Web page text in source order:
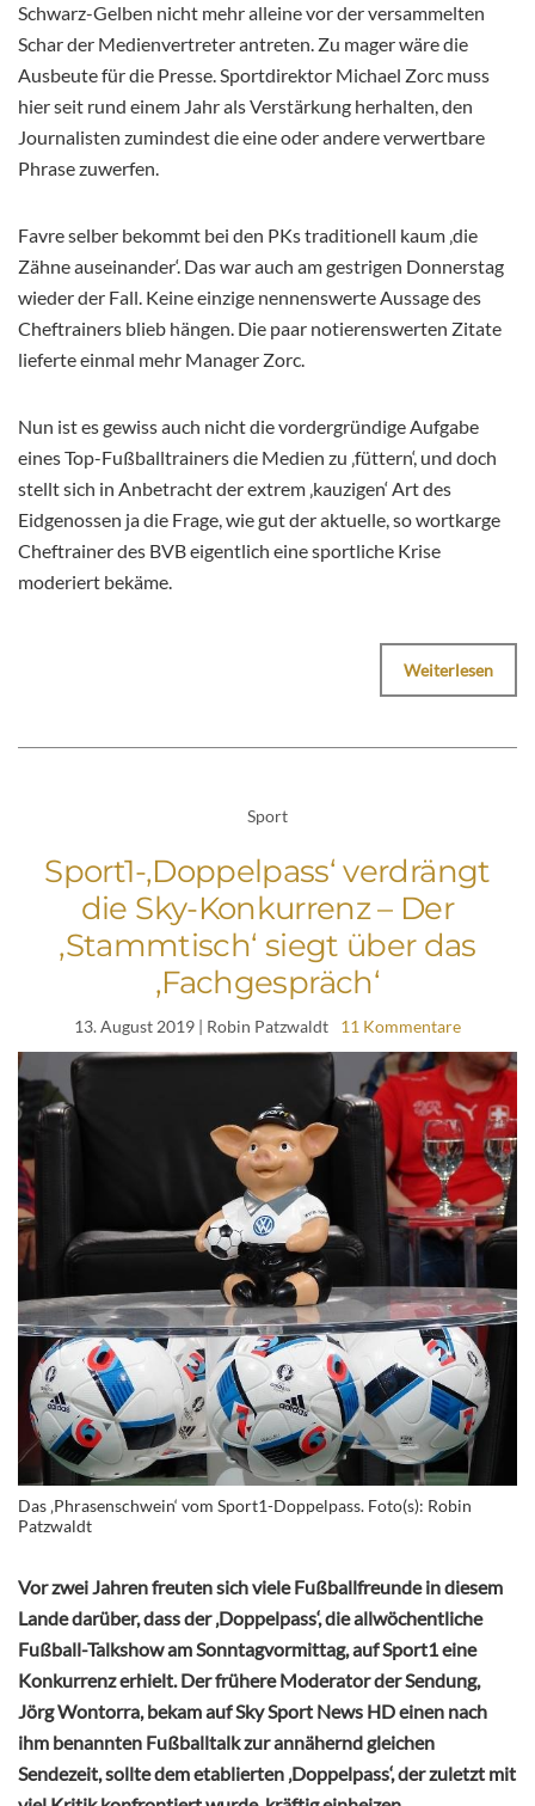
Schwarz-Gelben nicht mehr alleine vor der versammelten
Schar der Medienvertreter antreten. Zu mager wäre die
Ausbeute für die Presse. Sportdirektor Michael Zorc muss
hier seit rund einem Jahr als Verstärkung herhalten, den
Journalisten zumindest die eine oder andere verwertbare
Phrase zuwerfen.
Favre selber bekommt bei den PKs traditionell kaum ‚die
Zähne auseinander‘. Das war auch am gestrigen Donnerstag
wieder der Fall. Keine einzige nennenswerte Aussage des
Cheftrainers blieb hängen. Die paar notierenswerten Zitate
lieferte einmal mehr Manager Zorc.
Nun ist es gewiss auch nicht die vordergründige Aufgabe
eines Top-Fußballtrainers die Medien zu ‚füttern‘, und doch
stellt sich in Anbetracht der extrem ‚kauzigen‘ Art des
Eidgenossen ja die Frage, wie gut der aktuelle, so wortkarge
Cheftrainer des BVB eigentlich eine sportliche Krise
moderiert bekäme.
Weiterlesen
Sport
Sport1-‚Doppelpass‘ verdrängt
die Sky-Konkurrenz – Der
‚Stammtisch‘ siegt über das
‚Fachgespräch‘
13. August 2019 | Robin Patzwaldt 11 Kommentare
Das ‚Phrasenschwein‘ vom Sport1-Doppelpass. Foto(s): Robin
Patzwaldt
Vor zwei Jahren freuten sich viele Fußballfreunde in diesem
Lande darüber, dass der ‚Doppelpass‘, die allwöchentliche
Fußball-Talkshow am Sonntagvormittag, auf Sport1 eine
Konkurrenz erhielt. Der frühere Moderator der Sendung,
Jörg Wontorra, bekam auf Sky Sport News HD einen nach
ihm benannten Fußballtalk zur annähernd gleichen
Sendezeit, sollte dem etablierten ‚Doppelpass‘, der zuletzt mit